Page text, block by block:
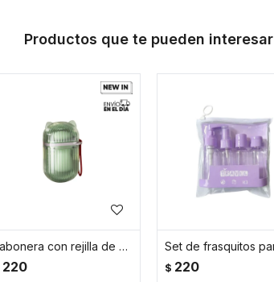
Productos que te pueden interesar
Jabonera con rejilla de acrílico - Verde
220
$ 220